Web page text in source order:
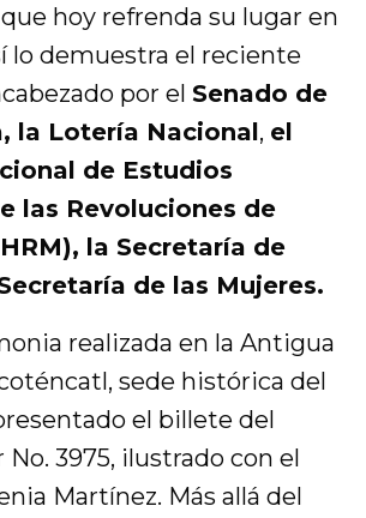
hoy refrenda su lugar en
lo demuestra el reciente
por elSenado de
la Lotería Nacional, el
de Estudios
las Revoluciones de
la Secretaría de
de las Mujeres.
realizada en la Antigua
sede histórica del
el billete del
3975, ilustrado con el
Martínez. Más allá del